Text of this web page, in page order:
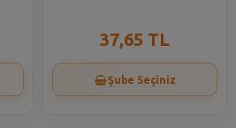
37,65 TL
Şube Seçiniz